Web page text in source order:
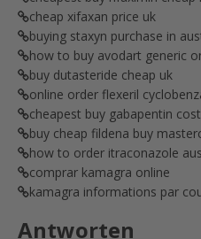
cheap xifaxan price uk
buying staxyn purchase in
how to buy avodart generic
buy dutasteride cheap uk
online order flexeril
cheapest buy gabapentin
buy cheap fildena buy
how to order itraconazole
comprar kamagra online
kamagra informations par
Antworten